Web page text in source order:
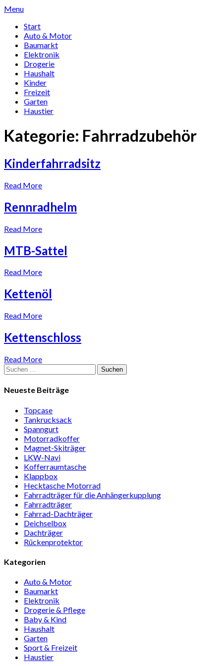
Skip
content
Menu
Start
Auto & Motor
Baumarkt
Elektronik
Drogerie
Haushalt
Kinder
Freizeit
Garten
Haustier
Kategorie: Fahr­rad­zu­behör
Kinderfahrradsitz
Read More
Rennradhelm
Read More
MTB-Sattel
Read More
Kettenöl
Read More
Kettenschloss
Read More
Suchen
nach:
Neueste Beiträge
Topcase
Tan­kruck­sack
Spann­gurt
Motor­rad­koffer
Magnet-Ski­träger
LKW-Navi
Kof­fer­raum­ta­sche
Klappbox
Heck­ta­sche Motorrad
Fahr­rad­träger für die Anhän­ger­kup­p­lung
Fahr­rad­träger
Fahrrad-Dach­träger
Deich­selbox
Dach­träger
Rücken­pro­tektor
Kategorien
Auto & Motor
Baumarkt
Elektronik
Drogerie & Pflege
Baby & Kind
Haushalt
Garten
Sport & Freizeit
Haustier